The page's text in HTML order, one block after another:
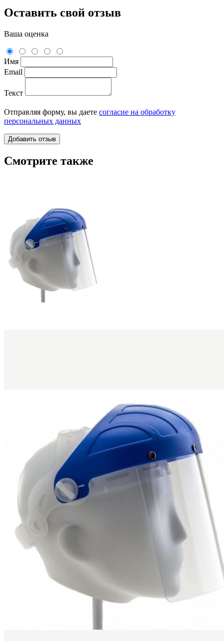
Оставить свой отзыв
Ваша оценка
Имя
Email
Текст
Отправляя форму, вы даете согласие на обработку
персональных данных
Смотрите также